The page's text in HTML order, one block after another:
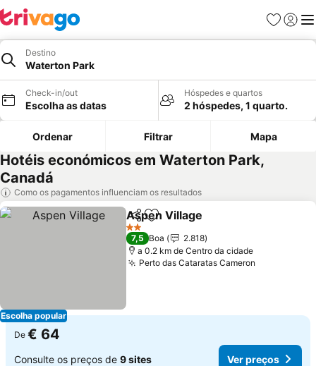
Favoritos
Iniciar
Destino
Waterton Park
Check-in/out
Escolha as datas
Hóspedes e quartos
2 hóspedes, 1 quarto.
Ordenar Filtrar Mapa
Hotéis económicos em Waterton Park,
Canadá
Como os pagamentos influenciam os resultados
Escolha popular
PartilharAdicionar aos favoritos
Aspen Village
2 Estrelas
7,5 Boa
2.818
a 0.2 km de Centro da cidade
Perto das Cataratas Cameron
De € 64
Consulte os preços de 9 sites Ver preços